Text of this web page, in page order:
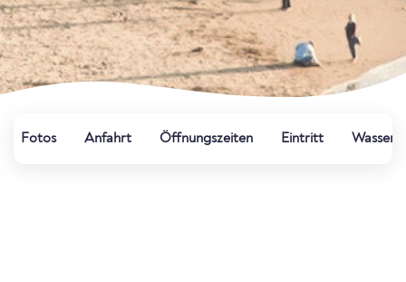
Fotos Anfahrt Öffnungszeiten Eintritt